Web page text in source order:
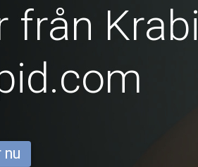
från Krabi
nu